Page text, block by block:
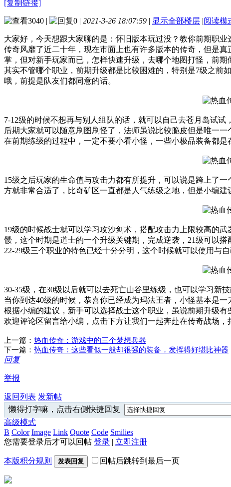
[复制链接]
3040 | 0 | 2021-3-26 18:07:59 | 显示全部楼层 |阅读模
大家好，今天想跟大家聊的是：怀旧版本玩过没？教你前期职业
传奇风靡了近二十年，现在市面上也有许多版本的传奇，但是
掌，但对新手玩家而已，怎样快速升级，去哪个地图打怪，前
其实不管哪个职业，前期升级都是比较困难的，特别是7级之前
哦，前提是队友们都同意的话。
7-12级的时候不想再与别人组队的话，就可以自己去苍月岛试
后期大家就可以随意刷图刷怪了，法师虽说比较脆皮但是唯一
在前期练级的过程中，一定不要小看小怪，一些小极品装备都
15级之后玩家的生命值与攻击力都有所提升，可以说是跨上了
方就非常合适了，比奇矿区一直都是人气练级之地，但是小编建
19级的时候战士就可以学习攻沙剑术，搭配攻击力上限较高的
髅，这个时期是道士的一个升级关键期，完成逆袭，21级可以
22-29级三个职业的特色已经十分分明，这个时候就可以使用与
30-35级，在30级以后就可以去死亡山谷里练级，也可以学习新
当你到达40级的时候，恭喜你已经成为玛法王者，小怪基本是
根据小编的建议，新手可以选择战士这个职业，虽说前期升级
欢迎评论区留言给小编，点击下方让我们一起奔赴在传奇战场，
上一篇： 热血传奇：游戏中的三个梦想兵器
下一篇： 热血传奇：这些看似一般却很强的装备，发挥得好堪比神器
回复
举报
返回列表 发新帖
懒得打字嘛，点击右侧快捷回复
高级模式
B Color Image Link Quote Code Smilies
您需要登录后才可以回帖 登录 | 立即注册
本版积分规则 发表回复 回帖后跳转到最后一页